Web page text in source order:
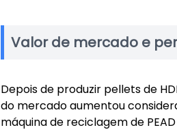
Valor de mercado e
Depois de produzir pellets de
do mercado aumentou
máquina de reciclagem de